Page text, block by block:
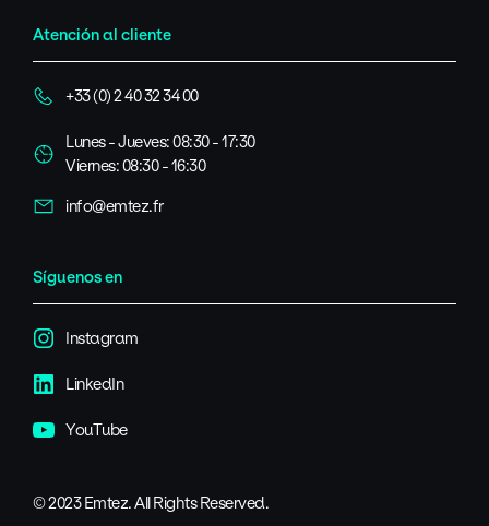
Atención al cliente
+33 (0) 2 40 32 34 00
Lunes - Jueves: 08:30 - 17:30
Viernes: 08:30 - 16:30
info@emtez.fr
Síguenos en
Instagram
LinkedIn
YouTube
© 2023 Emtez. All Rights Reserved.